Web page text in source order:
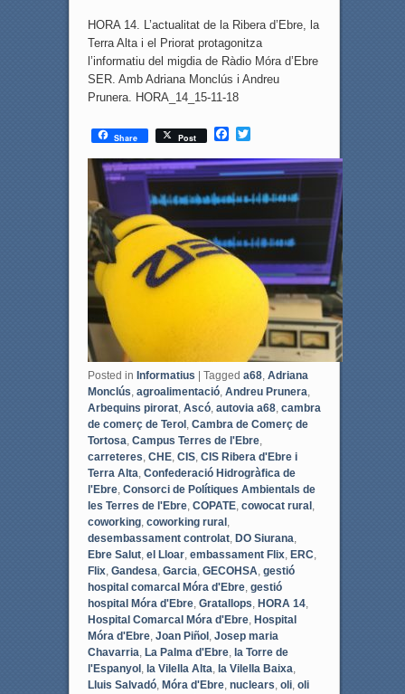
HORA 14. L’actualitat de la Ribera d’Ebre, la
Terra Alta i el Priorat protagonitza
l’informatiu del migdia de Ràdio Móra d’Ebre
SER. Amb Adriana Monclús i Andreu
Prunera. HORA_14_15-11-18
Share Post
F
c
e
b
o
o
k
T
i
t
t
e
r
Posted in Informatius Tagged a68, Adriana
Monclús, agroalimentació, Andreu Prunera,
Arbequins pirorat, Ascó, autovia a68, cambra
de comerç de Terol , Cambra de Comerç de
Tortosa, Campus Terres de l'Ebre,
carreteres, CHE, CIS, CIS Ribera d'Ebre i
Terra Alta, Confederació Hidrogràfica de
l'Ebre, Consorci de Polítiques Ambientals de
les Terres de l'Ebre, COPATE, cowocat rural ,
coworking, coworking rural ,
desembassament controlat, DO Siurana,
Ebre Salut, el Lloar, embassament Flix, ERC,
Flix, Gandesa, Garcia, GECOHSA, gestió
hospital comarcal Móra d'Ebre, gestió
hospital Móra d'Ebre, Gratallops, HORA 14,
Hospital Comarcal Móra d'Ebre, Hospital
Móra d'Ebre, Joan Piñol , Josep maria
Chavarria, La Palma d'Ebre, la Torre de
l'Espanyol , la Vilella Alta, la Vilella Baixa,
Lluis Salvadó, Móra d'Ebre, nuclears, oli, oli